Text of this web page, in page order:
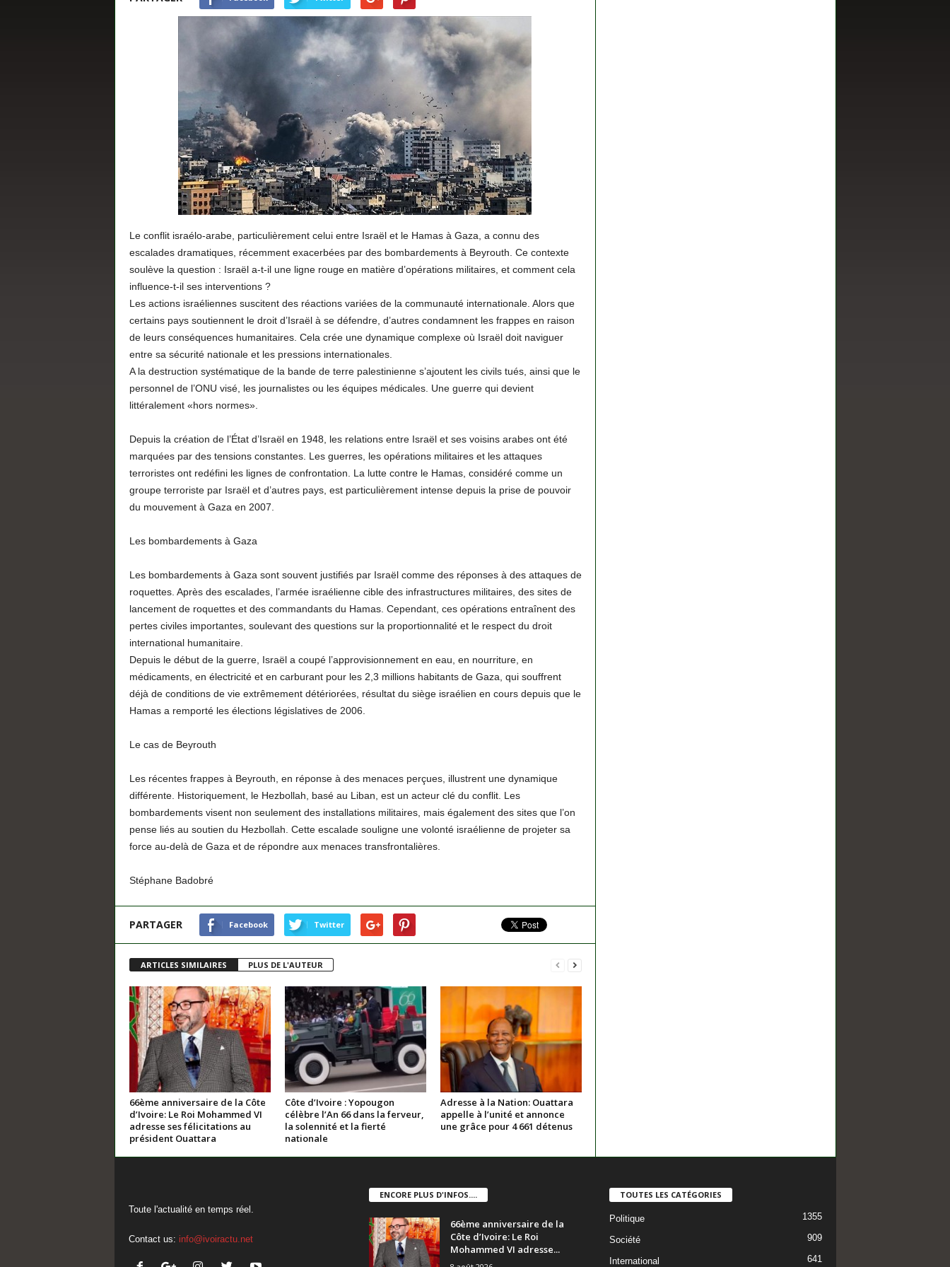
Le conflit israélo-arabe, particulièrement celui entre Israël et le Hamas à Gaza, a connu des
escalades dramatiques, récemment exacerbées par des bombardements à Beyrouth. Ce contexte
soulève la question : Israël a-t-il une ligne rouge en matière d’opérations militaires, et comment cela
influence-t-il ses interventions ?
Les actions israéliennes suscitent des réactions variées de la communauté internationale. Alors que
certains pays soutiennent le droit d’Israël à se défendre, d’autres condamnent les frappes en raison
de leurs conséquences humanitaires. Cela crée une dynamique complexe où Israël doit naviguer
entre sa sécurité nationale et les pressions internationales.
A la destruction systématique de la bande de terre palestinienne s’ajoutent les civils tués, ainsi que le
personnel de l’ONU visé, les journalistes ou les équipes médicales. Une guerre qui devient
littéralement «hors normes».
Depuis la création de l’État d’Israël en 1948, les relations entre Israël et ses voisins arabes ont été
marquées par des tensions constantes. Les guerres, les opérations militaires et les attaques
terroristes ont redéfini les lignes de confrontation. La lutte contre le Hamas, considéré comme un
groupe terroriste par Israël et d’autres pays, est particulièrement intense depuis la prise de pouvoir
du mouvement à Gaza en 2007.
Les bombardements à Gaza
Les bombardements à Gaza sont souvent justifiés par Israël comme des réponses à des attaques de
roquettes. Après des escalades, l’armée israélienne cible des infrastructures militaires, des sites de
lancement de roquettes et des commandants du Hamas. Cependant, ces opérations entraînent des
pertes civiles importantes, soulevant des questions sur la proportionnalité et le respect du droit
international humanitaire.
Depuis le début de la guerre, Israël a coupé l’approvisionnement en eau, en nourriture, en
médicaments, en électricité et en carburant pour les 2,3 millions habitants de Gaza, qui souffrent
déjà de conditions de vie extrêmement détériorées, résultat du siège israélien en cours depuis que le
Hamas a remporté les élections législatives de 2006.
Le cas de Beyrouth
Les récentes frappes à Beyrouth, en réponse à des menaces perçues, illustrent une dynamique
différente. Historiquement, le Hezbollah, basé au Liban, est un acteur clé du conflit. Les
bombardements visent non seulement des installations militaires, mais également des sites que l’on
pense liés au soutien du Hezbollah. Cette escalade souligne une volonté israélienne de projeter sa
force au-delà de Gaza et de répondre aux menaces transfrontalières.
Stéphane Badobré
PARTAGER Facebook Twitter
ARTICLES SIMILAIRES PLUS DE L'AUTEUR
66ème anniversaire de la Côte
d’Ivoire: Le Roi Mohammed VI
adresse ses félicitations au
président Ouattara
Côte d’Ivoire : Yopougon
célèbre l’An 66 dans la ferveur,
la solennité et la fierté
nationale
Adresse à la Nation: Ouattara
appelle à l’unité et annonce
une grâce pour 4 661 détenus
Toute l'actualité en temps réel.
Contact us: info@ivoiractu.net
ENCORE PLUS D'INFOS....
66ème anniversaire de la
Côte d’Ivoire: Le Roi
Mohammed VI adresse...
TOUTES LES CATÉGORIES
Politique 1355
Société 909
International 641